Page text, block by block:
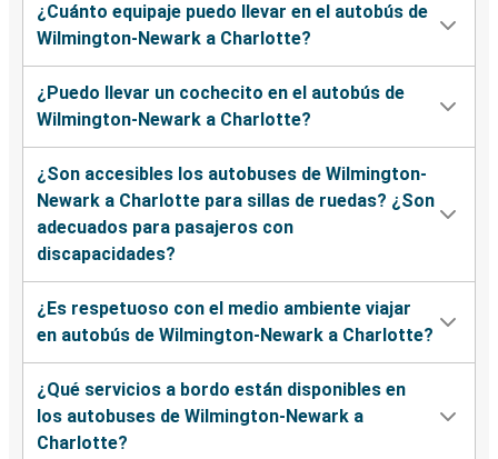
¿Cuánto equipaje puedo llevar en el autobús de
Wilmington-Newark a Charlotte?
¿Puedo llevar un cochecito en el autobús de
Wilmington-Newark a Charlotte?
¿Son accesibles los autobuses de Wilmington-
Newark a Charlotte para sillas de ruedas? ¿Son
adecuados para pasajeros con
discapacidades?
¿Es respetuoso con el medio ambiente viajar
en autobús de Wilmington-Newark a Charlotte?
¿Qué servicios a bordo están disponibles en
los autobuses de Wilmington-Newark a
Charlotte?